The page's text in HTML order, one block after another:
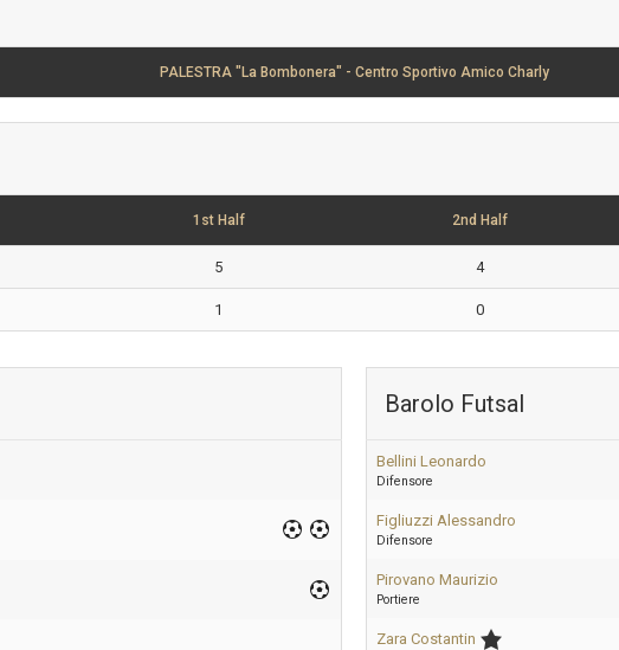
PALESTRA "La Bombonera" - Centro Sportivo Amico Charly
1st Half 2nd Half
5 4
1 0
Barolo Futsal
Bellini Leonardo
Difensore
Figliuzzi Alessandro
Difensore
Pirovano Maurizio
Portiere
Zara Costantin